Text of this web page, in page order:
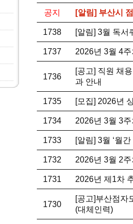
공지 [알림] 부산시
1738 [알림] 3월 독서
1737 2026년 3월 4
1736
[공고] 직원 채
과 안내
1735 [모집] 2026년
1734 2026년 3월 3
1733 [알림] 3월 ‘월
1732 2026년 3월 2
1731 2026년 제1차
1730
[공고]부산점자
(대체인력)